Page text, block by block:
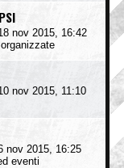
nov 2015, 16:42
nov 2015, 11:10
nov 2015, 16:25
eventi